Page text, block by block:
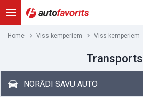
Home Viss kemperiem Viss kemperiem
Transports
NORĀDI SAVU AUTO